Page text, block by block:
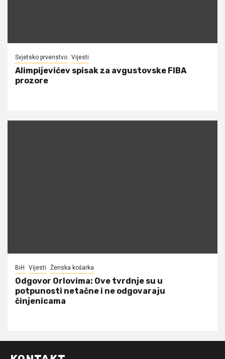
Svjetsko prvenstvo Vijesti
Alimpijevićev spisak za avgustovske FIBA
prozore
BiH Vijesti Ženska košarka
Odgovor Orlovima: ​Ove tvrdnje su u
potpunosti netačne i ne odgovaraju
činjenicama